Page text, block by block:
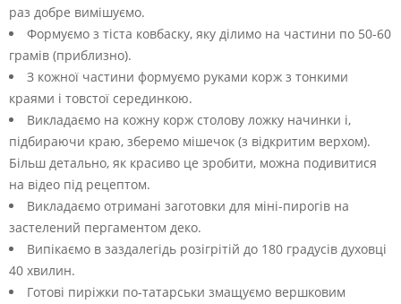
раз добре вимішуємо.
Формуємо з тіста ковбаску, яку ділимо на частини по 50-60
грамів (приблизно).
З кожної частини формуємо руками корж з тонкими
краями і товстої серединкою.
Викладаємо на кожну корж столову ложку начинки і,
підбираючи краю, зберемо мішечок (з відкритим верхом).
Більш детально, як красиво це зробити, можна подивитися
на відео під рецептом.
Викладаємо отримані заготовки для міні-пирогів на
застелений пергаментом деко.
Випікаємо в заздалегідь розігрітій до 180 градусів духовці
40 хвилин.
Готові пиріжки по-татарськи змащуємо вершковим